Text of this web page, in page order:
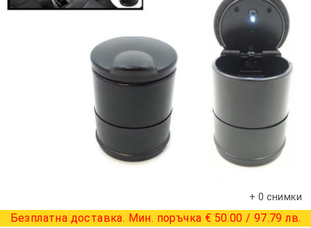
+ 0 снимки
Безплатна доставка. Мин. поръчка € 50.00 / 97.79 лв.